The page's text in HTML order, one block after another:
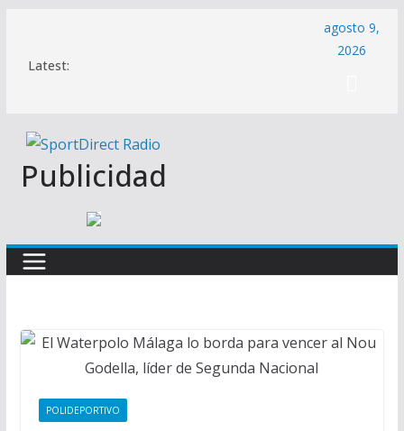
contenido
Latest:
agosto 9,
2026
Publicidad
POLIDEPORTIVO